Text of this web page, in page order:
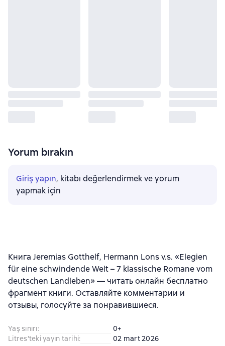
Yorum bırakın
Giriş yapın, kitabı değerlendirmek ve yorum
yapmak için
Книга Jeremias Gotthelf, Hermann Lons v.s. «Elegien
für eine schwindende Welt – 7 klassische Romane vom
deutschen Landleben» — читать онлайн бесплатно
фрагмент книги. Оставляйте комментарии и
отзывы, голосуйте за понравившиеся.
Yaş sınırı:
0+
Litres'teki yayın tarihi:
02 mart 2026